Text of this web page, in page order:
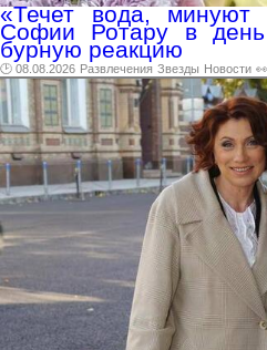
«Течет вода,
Софии Ротару в
бурную реакцию
🕑 08.08.2026 Развлечения Звезды Новости